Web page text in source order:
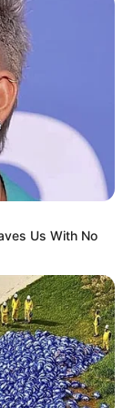
in
weltweite
Us With No